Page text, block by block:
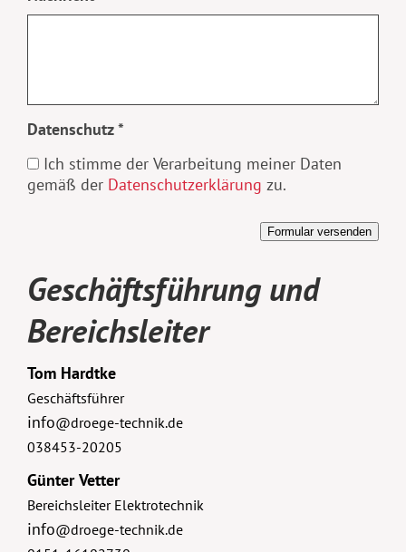
Datenschutz *
Ich stimme der Verarbeitung meiner Daten
gemäß der Datenschutzerklärung zu.
Geschäftsführung und
Bereichsleiter
Tom Hardtke
Geschäftsführer
info@droege-technik.de
038453-20205
Günter Vetter
Bereichsleiter Elektrotechnik
info@droege-technik.de